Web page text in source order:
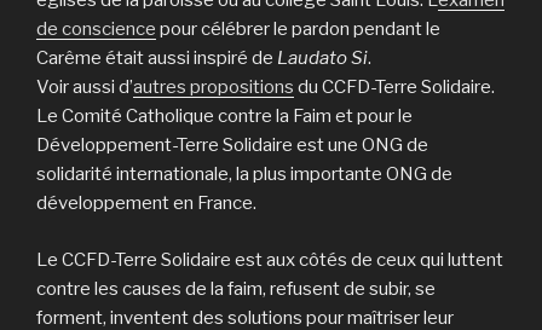
de conscience pour célébrer le pardon pendant le
Carême était aussi inspiré de Laudato Si.
Voir aussi d’autres propositions du CCFD-Terre Solidaire.
Le Comité Catholique contre la Faim et pour le
Développement-Terre Solidaire est une ONG de
solidarité internationale, la plus importante ONG de
développement en France.
Le CCFD-Terre Solidaire est aux côtés de ceux qui luttent
contre les causes de la faim, refusent de subir, se
forment, inventent des solutions pour maîtriser leur